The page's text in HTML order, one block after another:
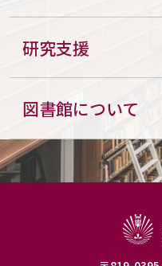
研究支援
図書館について